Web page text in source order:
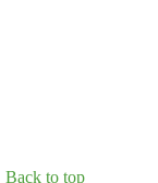
Back to top